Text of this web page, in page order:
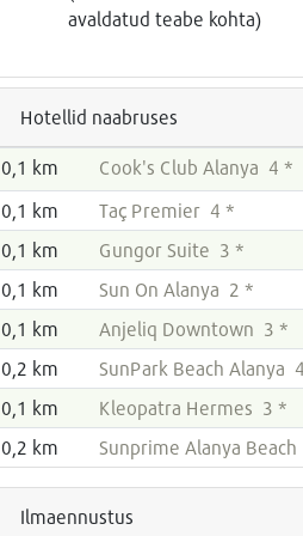
avaldatud teabe kohta)
Hotellid naabruses
0,1 km Cook's Club Alanya 4 *
0,1 km
Taç Premier 4 *
0,1 km
Gungor Suite 3 *
0,1 km
Sun On Alanya 2 *
0,1 km
Anjeliq Downtown 3 *
0,2 km
SunPark Beach Alanya
0,1 km
Kleopatra Hermes 3 *
0,2 km
Sunprime Alanya
Ilmaennustus